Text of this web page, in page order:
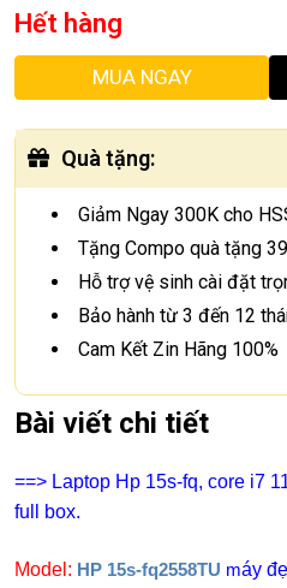
Hết hàng
MUA NGAY
Quà tặng:
Giảm Ngay 300K cho
Tặng Compo quà tặng
Hỗ trợ vệ sinh cài đặt
Bảo hành từ 3 đến 12
Cam Kết Zin Hãng 100%
Bài viết chi tiết
==> Laptop Hp 15s-fq, core i7
full box.
Model: HP 15s-fq2558TU máy